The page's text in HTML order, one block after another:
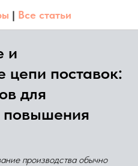
| Все статьи
и
цепи поставок:
для
повышения
производства обычно